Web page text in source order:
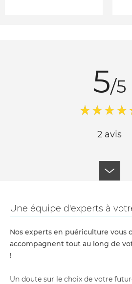
5/5
2 avis
Une équipe d'experts à
Nos experts en puériculture vous
accompagnent tout au long de
!
Un doute sur le choix de votre